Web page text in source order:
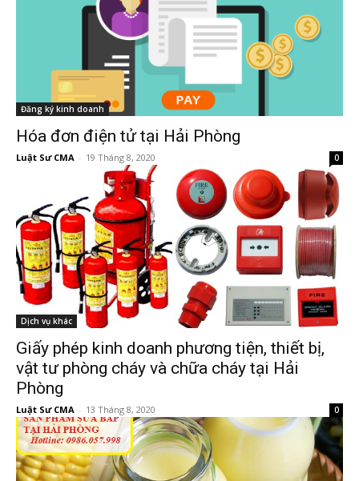
Đăng ký kinh doanh
Hóa đơn điện tử tại Hải Phòng
Luật Sư CMA - 19 Tháng 8, 2020 0
Dịch vụ khác
Giấy phép kinh doanh phương tiện, thiết bị,
vật tư phòng cháy và chữa cháy tại Hải
Phòng
Luật Sư CMA - 13 Tháng 8, 2020 0